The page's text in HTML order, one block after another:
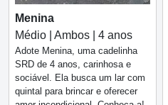
Menina
Médio | Ambos | 4 anos
Adote Menina, uma cadelinha
SRD de 4 anos, carinhosa e
sociável. Ela busca um lar com
quintal para brincar e oferecer